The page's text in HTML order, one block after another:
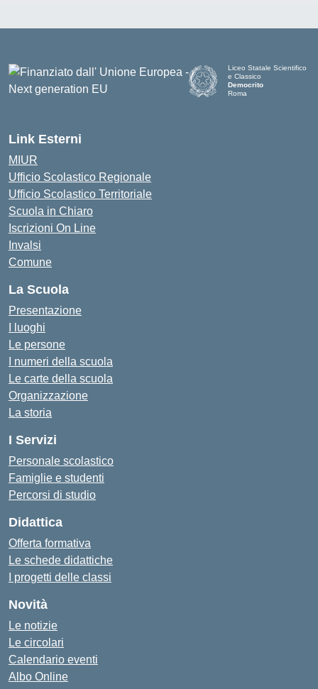
Liceo Statale Scientifico
e Classico
Democrito
Roma
Link Esterni
MIUR
Ufficio Scolastico Regionale
Ufficio Scolastico Territoriale
Scuola in Chiaro
Iscrizioni On Line
Invalsi
Comune
La Scuola
Presentazione
I luoghi
Le persone
I numeri della scuola
Le carte della scuola
Organizzazione
La storia
I Servizi
Personale scolastico
Famiglie e studenti
Percorsi di studio
Didattica
Offerta formativa
Le schede didattiche
I progetti delle classi
Novità
Le notizie
Le circolari
Calendario eventi
Albo Online